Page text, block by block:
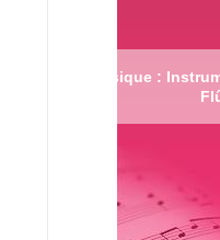
Musique :